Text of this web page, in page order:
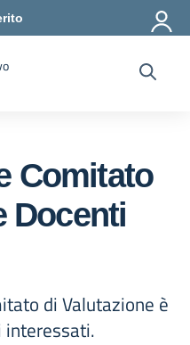
Comitato
Docenti
di Valutazione è
interessati.